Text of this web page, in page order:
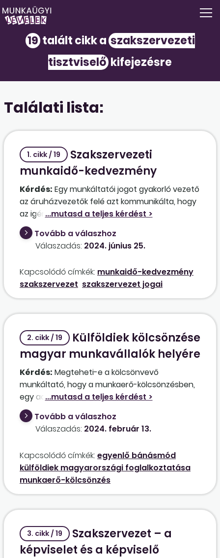
19talált cikk a szakszervezeti
tisztviselő kifejezésre
Találati lista:
1. cikk / 19
Szakszervezeti
munkaidő-kedvezmény
Kérdés: Egy munkáltatói jogot gyakorló vezető
az áruházvezetők felé azt kommunikálta, hogy
az igényelt munkaidő-kedvezményt nem kell
biztosítani akkor sem, ha írásos kikérő szól a
tagság vagy a tisztségviselő nevére, mert az
csak adható. Álláspontunk szerint a munkáltató
Tovább a válaszhoz
Válaszadás: 2024. június 25.
Kapcsolódó címkék: munkaidő-kedvezmény
szakszervezet szakszervezet jogai
2. cikk / 19
Külföldiek kölcsönzése
magyar munkavállalók helyére
Kérdés: Megteheti-e a kölcsönvevő
munkáltató, hogy a munkaerő-kölcsönzésben,
egy adott munkakörben foglalkoztatott
munkavállalók közül mindenkinek megszünteti a
kikölcsönzését (amelynek eredményeképpen
minden munkavállaló munkaviszonya
majd helyettük, ugyanattól a kölcsönbe adótól
nem magyar állampolgárságú munkavállalókat
kölcsönöz ki, ugyanabba a munkakörbe?
Tovább a válaszhoz
Válaszadás: 2024. február 13.
Kapcsolódó címkék: egyenlő bánásmód
külföldiek magyarországi foglalkoztatása
munkaerő-kölcsönzés
3. cikk / 19
Szakszervezet – a
képviselet és a képviselő